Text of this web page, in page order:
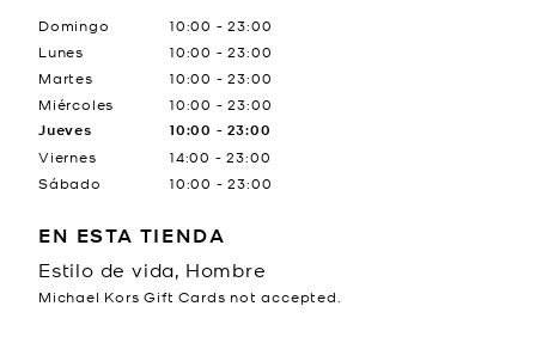
Día de la semanaHorario
Lunes
10:00 -23:00
Martes
10:00 -23:00
Miércoles
10:00 -23:00
Jueves 10:00 -23:00
Viernes 14:00 -23:00
Sábado
10:00 -23:00
Domingo 10:00 -23:00
EN ESTA TIENDA
Estilo de vida, Hombre
Michael Kors Gift Cards not accepted.